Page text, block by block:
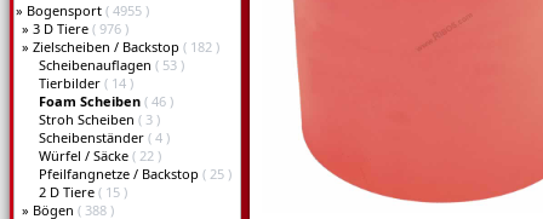
» Bogensport ( 4955 )
» 3 D Tiere ( 976 )
» Zielscheiben / Backstop ( 182 )
Scheibenauflagen ( 53 )
Tierbilder ( 14 )
Foam Scheiben ( 46 )
Stroh Scheiben ( 3 )
Scheibenständer ( 4 )
Würfel / Säcke ( 22 )
Pfeilfangnetze / Backstop ( 25 )
2 D Tiere ( 15 )
» Bögen ( 388 )